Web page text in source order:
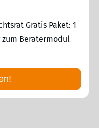
Gratis Paket: 1
zum Beratermodul